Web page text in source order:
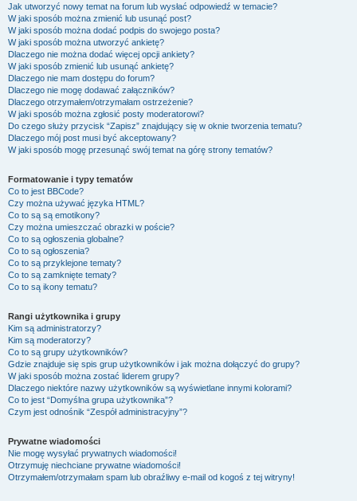
Jak utworzyć nowy temat na forum lub wysłać odpowiedź w temacie?
W jaki sposób można zmienić lub usunąć post?
W jaki sposób można dodać podpis do swojego posta?
W jaki sposób można utworzyć ankietę?
Dlaczego nie można dodać więcej opcji ankiety?
W jaki sposób zmienić lub usunąć ankietę?
Dlaczego nie mam dostępu do forum?
Dlaczego nie mogę dodawać załączników?
Dlaczego otrzymałem/otrzymałam ostrzeżenie?
W jaki sposób można zgłosić posty moderatorowi?
Do czego służy przycisk “Zapisz” znajdujący się w oknie tworzenia tematu?
Dlaczego mój post musi być akceptowany?
W jaki sposób mogę przesunąć swój temat na górę strony tematów?
Formatowanie i typy tematów
Co to jest BBCode?
Czy można używać języka HTML?
Co to są są emotikony?
Czy można umieszczać obrazki w poście?
Co to są ogłoszenia globalne?
Co to są ogłoszenia?
Co to są przyklejone tematy?
Co to są zamknięte tematy?
Co to są ikony tematu?
Rangi użytkownika i grupy
Kim są administratorzy?
Kim są moderatorzy?
Co to są grupy użytkowników?
Gdzie znajduje się spis grup użytkowników i jak można dołączyć do grupy?
W jaki sposób można zostać liderem grupy?
Dlaczego niektóre nazwy użytkowników są wyświetlane innymi kolorami?
Co to jest “Domyślna grupa użytkownika”?
Czym jest odnośnik “Zespół administracyjny”?
Prywatne wiadomości
Nie mogę wysyłać prywatnych wiadomości!
Otrzymuję niechciane prywatne wiadomości!
Otrzymałem/otrzymałam spam lub obraźliwy e-mail od kogoś z tej witryny!